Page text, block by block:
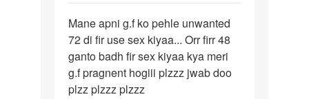
Mane
apni
g.f
ko
pehle
Mane apni g.f ko pehle unwanted
72 di fir use sex kiyaa... Orr firr 48
ganto badh fir sex kiyaa kya meri
g.f pragnent hogiii plzzz jwab doo
plzz plzzz plzzz